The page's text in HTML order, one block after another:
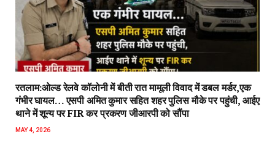
रतलाम:ओल्ड रेलवे कॉलोनी में बीती रात मामूली विवाद में डबल मर्डर,एक
गंभीर घायल… एसपी अमित कुमार सहित शहर पुलिस मौके पर पहुंची, आईए
थाने में शून्य पर FIR कर प्रकरण जीआरपी को सौंपा
MAY 4, 2026